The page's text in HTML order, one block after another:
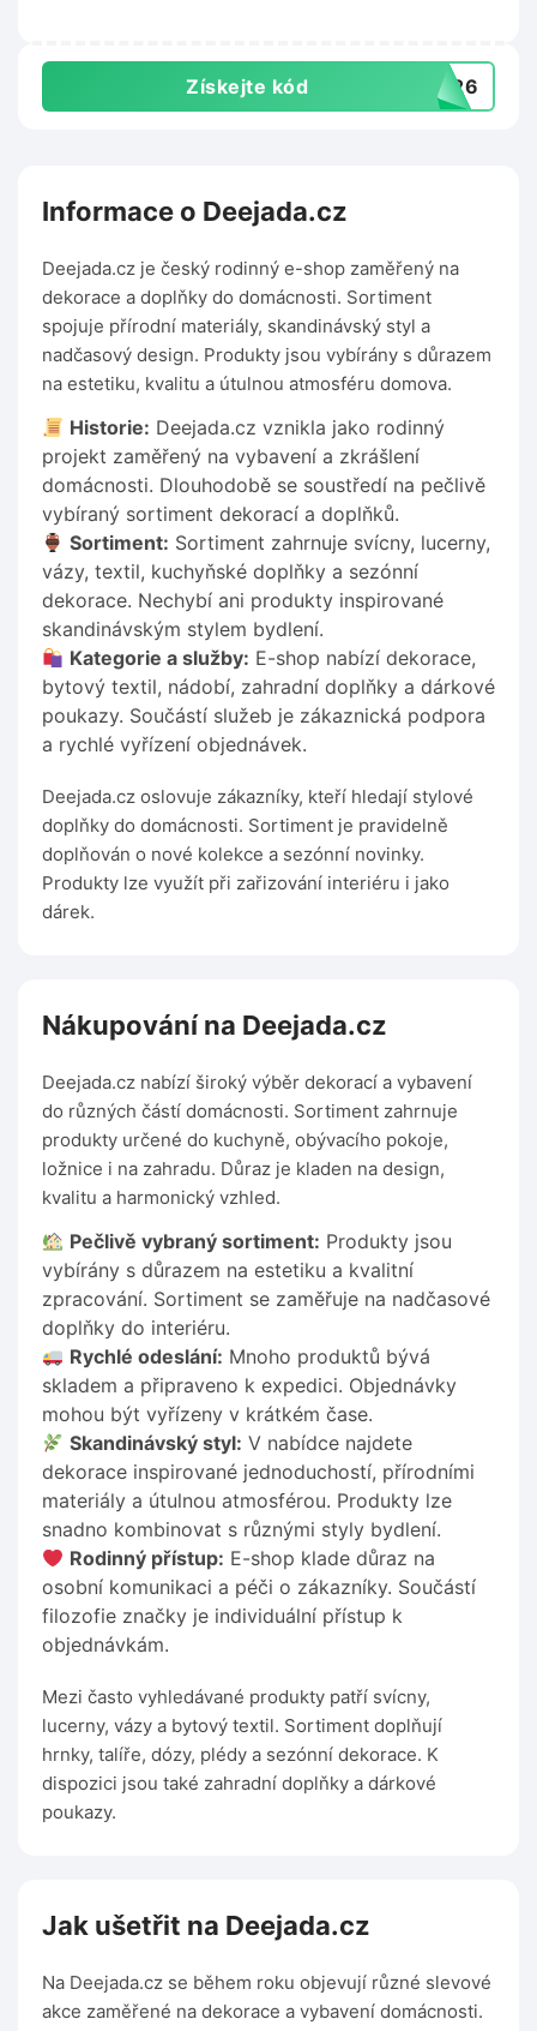
Získejte kód P826
Informace o Deejada.cz
Deejada.cz je český rodinný e-shop zaměřený na
dekorace a doplňky do domácnosti. Sortiment
spojuje přírodní materiály, skandinávský styl a
nadčasový design. Produkty jsou vybírány s důrazem
na estetiku, kvalitu a útulnou atmosféru domova.
Historie: Deejada.cz vznikla jako rodinný
projekt zaměřený na vybavení a zkrášlení
domácnosti. Dlouhodobě se soustředí na pečlivě
vybíraný sortiment dekorací a doplňků.
Sortiment: Sortiment zahrnuje svícny, lucerny,
vázy, textil, kuchyňské doplňky a sezónní
dekorace. Nechybí ani produkty inspirované
skandinávským stylem bydlení.
Kategorie a služby: E-shop nabízí dekorace,
bytový textil, nádobí, zahradní doplňky a dárkové
poukazy. Součástí služeb je zákaznická podpora
a rychlé vyřízení objednávek.
Deejada.cz oslovuje zákazníky, kteří hledají stylové
doplňky do domácnosti. Sortiment je pravidelně
doplňován o nové kolekce a sezónní novinky.
Produkty lze využít při zařizování interiéru i jako
dárek.
Nákupování na Deejada.cz
Deejada.cz nabízí široký výběr dekorací a vybavení
do různých částí domácnosti. Sortiment zahrnuje
produkty určené do kuchyně, obývacího pokoje,
ložnice i na zahradu. Důraz je kladen na design,
kvalitu a harmonický vzhled.
Pečlivě vybraný sortiment: Produkty jsou
vybírány s důrazem na estetiku a kvalitní
zpracování. Sortiment se zaměřuje na nadčasové
doplňky do interiéru.
Rychlé odeslání: Mnoho produktů bývá
skladem a připraveno k expedici. Objednávky
mohou být vyřízeny v krátkém čase.
Skandinávský styl: V nabídce najdete
dekorace inspirované jednoduchostí, přírodními
materiály a útulnou atmosférou. Produkty lze
snadno kombinovat s různými styly bydlení.
Rodinný přístup: E-shop klade důraz na
osobní komunikaci a péči o zákazníky. Součástí
filozofie značky je individuální přístup k
objednávkám.
Mezi často vyhledávané produkty patří svícny,
lucerny, vázy a bytový textil. Sortiment doplňují
hrnky, talíře, dózy, plédy a sezónní dekorace. K
dispozici jsou také zahradní doplňky a dárkové
poukazy.
Jak ušetřit na Deejada.cz
Na Deejada.cz se během roku objevují různé slevové
akce zaměřené na dekorace a vybavení domácnosti.